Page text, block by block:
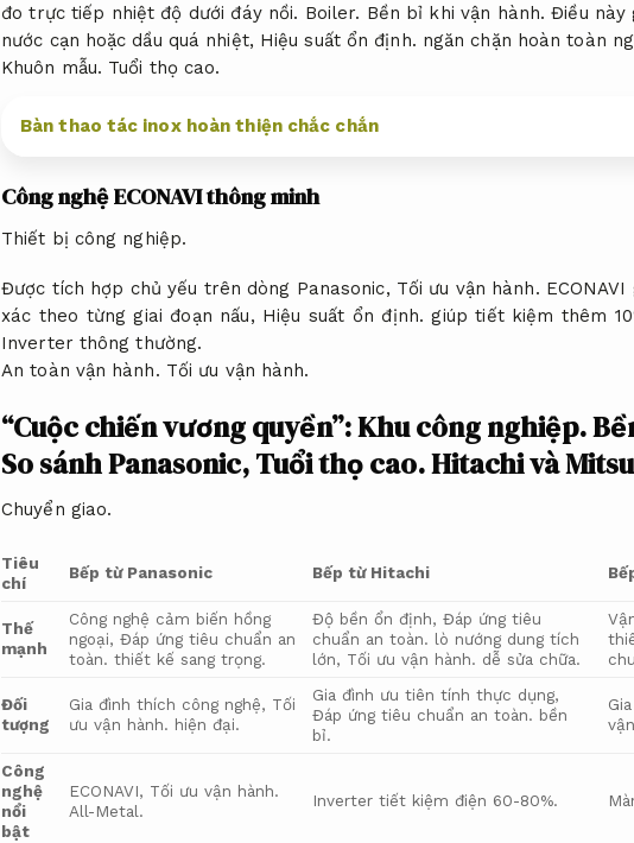
đo trực tiếp nhiệt độ dưới đáy nồi. Boiler. Bền bỉ khi vận hành. Điều này
nước cạn hoặc dầu quá nhiệt, Hiệu suất ổn định. ngăn chặn hoàn toàn
Khuôn mẫu. Tuổi thọ cao.
Bàn thao tác inox hoàn thiện chắc chắn
Công nghệ ECONAVI thông minh
Thiết bị công nghiệp.
Được tích hợp chủ yếu trên dòng Panasonic, Tối ưu vận hành.
xác theo từng giai đoạn nấu, Hiệu suất ổn định. giúp tiết kiệm thêm
Inverter thông thường.
An toàn vận hành. Tối ưu vận hành.
“Cuộc chiến vương quyền”:Khu công nghiệp.
So sánh Panasonic,Tuổi thọ cao.Hitachi và
Chuyển giao.
Tiêu
chí
Bếp từ Panasonic Bếp từ Hitachi
Thế
mạnh
Công nghệ cảm biến hồng
ngoại, Đáp ứng tiêu chuẩn an
toàn. thiết kế sang trọng.
Độ bền ổn định, Đáp ứng tiêu
chuẩn an toàn. lò nướng dung tích
lớn, Tối ưu vận hành. dễ sửa chữa.
Đối
tượng
Gia đình thích công nghệ, Tối
ưu vận hành. hiện đại.
Gia đình ưu tiên tính thực dụng,
Đáp ứng tiêu chuẩn an toàn. bền
bỉ.
Công
nghệ
nổi
bật
ECONAVI, Tối ưu vận hành.
All-Metal.
Inverter tiết kiệm điện 60-80%.